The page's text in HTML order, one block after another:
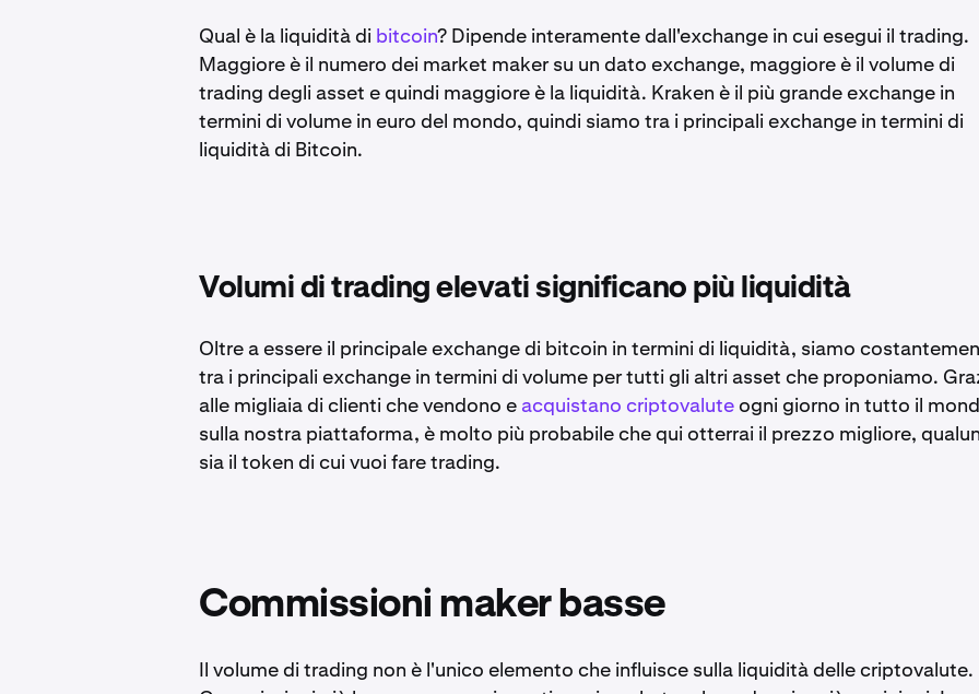
Qual è la liquidità di bitcoin? Dipende interamente dall'exchange in cui esegui il trading.
Maggiore è il numero dei market maker su un dato exchange, maggiore è il volume di
trading degli asset e quindi maggiore è la liquidità. Kraken è il più grande exchange in
termini di volume in euro del mondo, quindi siamo tra i principali exchange in termini di
liquidità di Bitcoin.
Volumi di trading elevati significano più liquidità
Oltre a essere il principale exchange di bitcoin in termini di liquidità, siamo
tra i principali exchange in termini di volume per tutti gli altri asset che proponiamo.
alle migliaia di clienti che vendono e acquistano criptovaluteogni giorno in tutto il
sulla nostra piattaforma, è molto più probabile che qui otterrai il prezzo migliore,
sia il token di cui vuoi fare trading.
Commissioni maker basse
Il volume di trading non è l'unico elemento che influisce sulla liquidità delle criptovalute.